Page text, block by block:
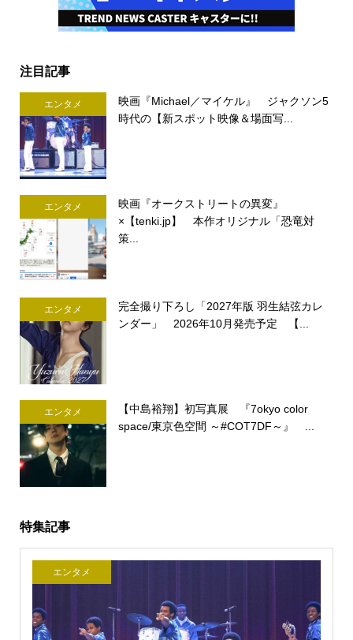
注目記事
エンタメ
映画『Michael／マイケル』 ジャクソン5
時代の【新スポット映像＆場面写...
エンタメ
映画『オークストリートの異変』
×【tenki.jp】 本作オリジナル「恐竜対
策...
エンタメ
完全撮り下ろし「2027年版 羽生結弦カレ
ンダー」 2026年10月発売予定 【...
エンタメ
【中島裕翔】初写真展 『7okyo color
space/東京色空間 ～#COT7DF～』 ...
特集記事
エンタメ